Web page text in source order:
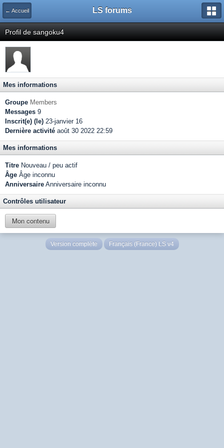
← Accueil LS forums
Profil de sangoku4
Mes informations
Groupe Members
Messages 9
Inscrit(e) (le) 23-janvier 16
Dernière activité août 30 2022 22:59
Mes informations
Titre Nouveau / peu actif
Âge Âge inconnu
Anniversaire Anniversaire inconnu
Contrôles utilisateur
Mon contenu
Version complète Français (France) LS v4